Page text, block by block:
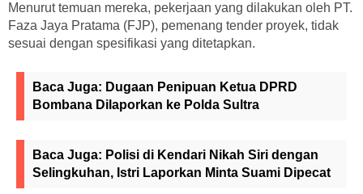
Menurut temuan mereka, pekerjaan yang dilakukan oleh PT.
Faza Jaya Pratama (FJP), pemenang tender proyek, tidak
sesuai dengan spesifikasi yang ditetapkan.
Baca Juga: Dugaan Penipuan Ketua DPRD
Bombana Dilaporkan ke Polda Sultra
Baca Juga: Polisi di Kendari Nikah Siri dengan
Selingkuhan, Istri Laporkan Minta Suami Dipecat